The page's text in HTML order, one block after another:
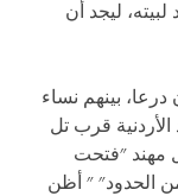
خرج ليعود لبيته، ليجد أن
بينهم نساء
قرب تل
مهند "فتحت
من الحدود" " أظن